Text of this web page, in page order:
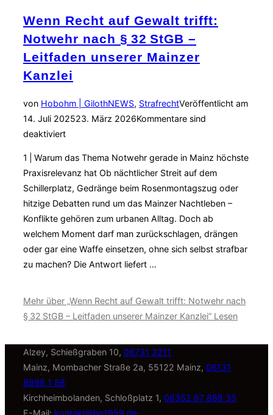
Wenn Recht auf Gewalt trifft:
Notwehr nach § 32 StGB –
Leitfaden unserer Mainzer
Kanzlei
von Hobohm | GilothNEWS, StrafrechtVeröffentlicht am
14. Juli 202523. März 2026Kommentare sind
deaktiviert
1 | Warum das Thema Notwehr gerade in Mainz höchste
Praxisrelevanz hat Ob nächtlicher Streit auf dem
Schillerplatz, Gedränge beim Rosenmontagszug oder
hitzige Debatten rund um das Mainzer Nachtleben –
Konflikte gehören zum urbanen Alltag. Doch ab
welchem Moment darf man zurückschlagen, drängen
oder gar eine Waffe einsetzen, ohne sich selbst strafbar
zu machen? Die Antwort liefert …
Mehr über „Wenn Recht auf Gewalt trifft: Notwehr nach
§ 32 StGB – Leitfaden unserer Mainzer Kanzlei“ Lesen
Alzey, Schießgraben 10, 06731 3211
Mainz, Mombacher Straße 2a, 55122 Mainz, 06131
8888 1 88
Kirchheimbolanden, Schloßplatz 1, 06352 67 888 35
E-Mail: kontakt@hg1959.de